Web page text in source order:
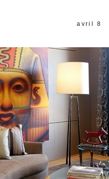
avril 8